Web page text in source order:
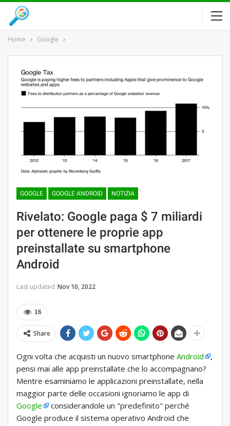
Home Google
GOOGLE GOOGLE ANDROID NOTIZIA
Rivelato: Google paga $ 7 miliardi
per ottenere le proprie app
preinstallate su smartphone
Android
Last updated Nov 10, 2022
16
Share
Ogni volta che acquisti un nuovo smartphone Android
,
pensi mai alle app preinstallate che lo accompagnano?
Mentre esaminiamo le applicazioni preinstallate, nella
maggior parte delle occasioni ignoriamo le app di
Google
considerandole un "predefinito" perché
Google produce il sistema operativo Android che